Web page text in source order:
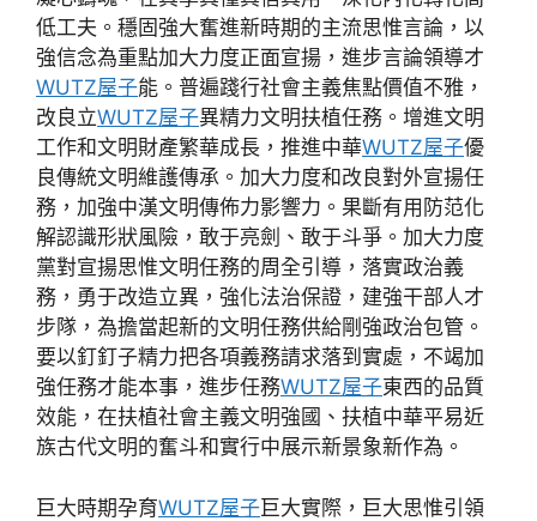
低工夫。穩固強大奮進新時期的主流思惟言論，以
強信念為重點加大力度正面宣揚，進步言論領導才
WUTZ屋子能。普遍踐行社會主義焦點價值不雅，
改良立WUTZ屋子異精力文明扶植任務。增進文明
工作和文明財產繁華成長，推進中華WUTZ屋子優
良傳統文明維護傳承。加大力度和改良對外宣揚任
務，加強中漢文明傳佈力影響力。果斷有用防范化
解認識形狀風險，敢于亮劍、敢于斗爭。加大力度
黨對宣揚思惟文明任務的周全引導，落實政治義
務，勇于改造立異，強化法治保證，建強干部人才
步隊，為擔當起新的文明任務供給剛強政治包管。
要以釘釘子精力把各項義務請求落到實處，不竭加
強任務才能本事，進步任務WUTZ屋子東西的品質
效能，在扶植社會主義文明強國、扶植中華平易近
族古代文明的奮斗和實行中展示新景象新作為。
巨大時期孕育WUTZ屋子巨大實際，巨大思惟引領